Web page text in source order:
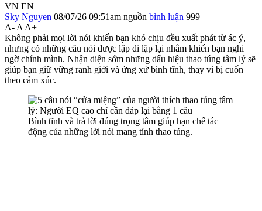
VN EN
Sky Nguyen 08/07/26 09:51am nguồn bình luận 999
A- A A+
Không phải mọi lời nói khiến bạn khó chịu đều xuất phát từ ác ý,
nhưng có những câu nói được lặp đi lặp lại nhằm khiến bạn nghi
ngờ chính mình. Nhận diện sớm những dấu hiệu thao túng tâm lý sẽ
giúp bạn giữ vững ranh giới và ứng xử bình tĩnh, thay vì bị cuốn
theo cảm xúc.
Bình tĩnh và trả lời đúng trọng tâm giúp hạn chế tác
động của những lời nói mang tính thao túng.